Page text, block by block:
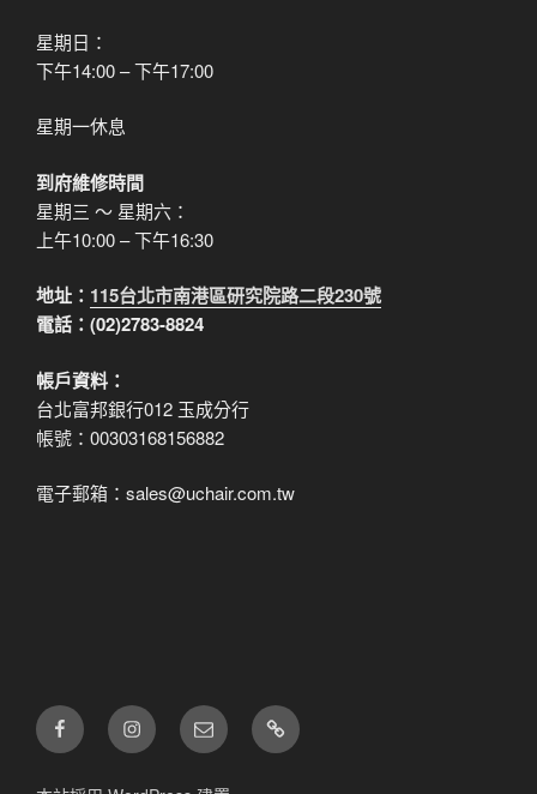
星期日：
下午14:00 – 下午17:00
星期一休息
到府維修時間
星期三 ～ 星期六：
上午10:00 – 下午16:30
地址： 115台北市南港區研究院路二段230號
電話：(02)2783-8824
帳戶資料：
台北富邦銀行012 玉成分行
帳號：00303168156882
電子郵箱：sales@uchair.com.tw
FB IG
電
子
郵
LINE